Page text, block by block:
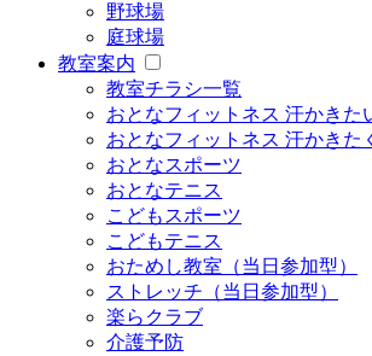
野球場
庭球場
教室案内
教室チラシ一覧
おとなフィットネス 汗かき
おとなフィットネス 汗かきた
おとなスポーツ
おとなテニス
こどもスポーツ
こどもテニス
おためし教室（当日参加型）
ストレッチ（当日参加型）
楽らクラブ
介護予防